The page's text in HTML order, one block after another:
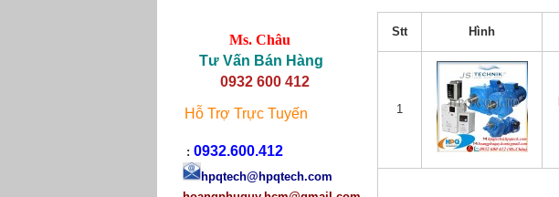
Stt Hình
1
Ms. Châu
Tư Vấn Bán Hàng
0932 600 412
Hỗ Trợ Trực Tuyến
: 0932.600.412
hpqtech@hpqtech.com